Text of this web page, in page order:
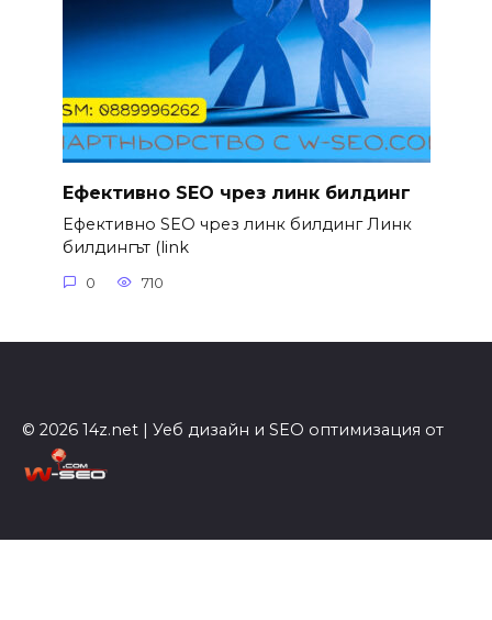
Ефективно SEO чрез линк билдинг
Ефективно SEO чрез линк билдинг Линк
билдингът (link
0 710
© 2026 14z.net | Уеб дизайн и SEO оптимизация от